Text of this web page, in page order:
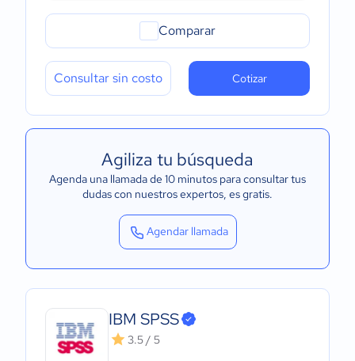
Comparar
Consultar sin costo Cotizar
Agiliza tu búsqueda
Agenda una llamada de 10 minutos para consultar tus
dudas con nuestros expertos, es gratis.
Agendar llamada
IBM SPSS
3.5 / 5